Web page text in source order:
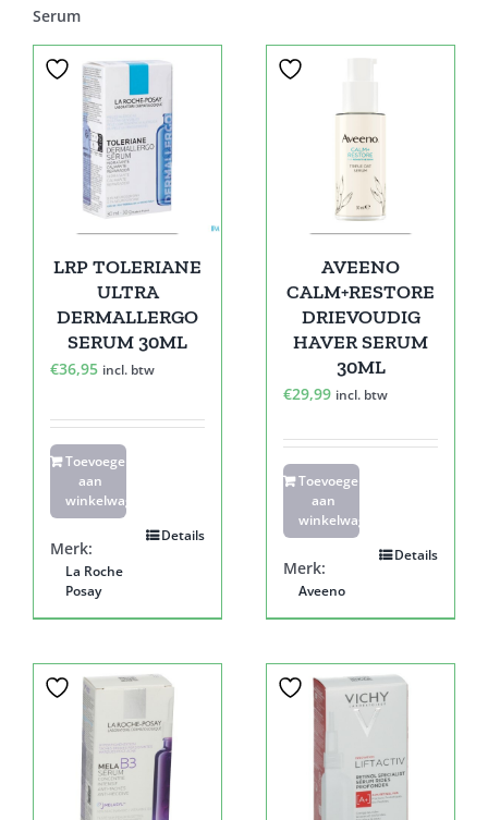
Serum
LRP TOLERIANE
ULTRA
DERMALLERGO
SERUM 30ML
€36,95 incl. btw
Toevoegen
aan
winkelwagen
Details
Merk:
La Roche
Posay
AVEENO
CALM+RESTORE
DRIEVOUDIG
HAVER SERUM
30ML
€29,99 incl. btw
Toevoegen
aan
winkelwagen
Details
Merk:
Aveeno